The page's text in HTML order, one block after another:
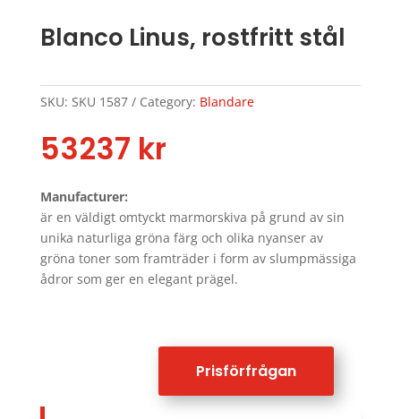
Blanco Linus, rostfritt stål
SKU: SKU 1587 Category: Blandare
53237 kr
Manufacturer:
är en väldigt omtyckt marmorskiva på grund av sin
unika naturliga gröna färg och olika nyanser av
gröna toner som framträder i form av slumpmässiga
ådror som ger en elegant prägel.
Prisförfrågan